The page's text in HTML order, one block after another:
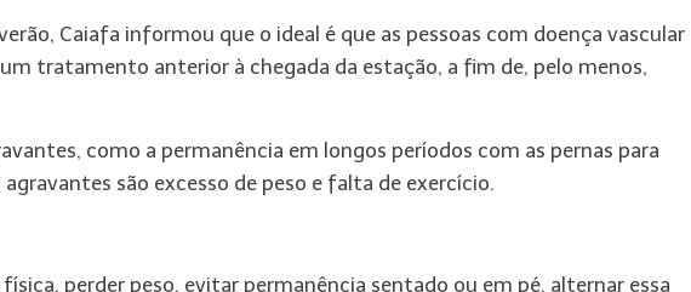
Caiafa informou que o ideal é que as pessoas com doença vascular
tratamento anterior à chegada da estação, a fim de, pelo menos,
como a permanência em longos períodos com as pernas para
são excesso de peso e falta de exercício.
perder peso, evitar permanência sentado ou em pé, alternar essa